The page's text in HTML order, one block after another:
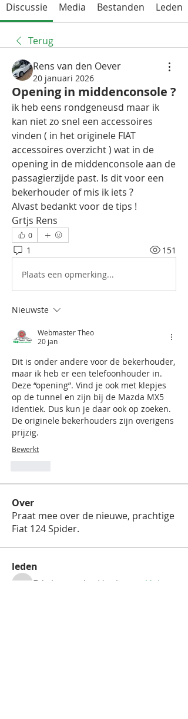
Discussie Media Bestanden Leden
Terug
Rens van den Oever
20 januari 2026
Opening in middenconsole ?
ik heb eens rondgeneusd maar ik
kan niet zo snel een accessoires
vinden ( in het originele FIAT
accessoires overzicht ) wat in de
opening in de middenconsole aan de
passagierzijde past. Is dit voor een
bekerhouder of mis ik iets ?
Alvast bedankt voor de tips !
Grtjs Rens
0
1 151
Plaats een opmerking...
Nieuwste
Webmaster Theo
20 jan
Dit is onder andere voor de bekerhouder,
maar ik heb er een telefoonhouder in.
Deze “opening”. Vind je ook met klepjes
op de tunnel en zijn bij de Mazda MX5
identiek. Dus kun je daar ook op zoeken.
De originele bekerhouders zijn overigens
prijzig.
Bewerkt
Over
Praat mee over de nieuwe, prachtige
Fiat 124 Spider.
leden
Edwin van der Heul Volgen